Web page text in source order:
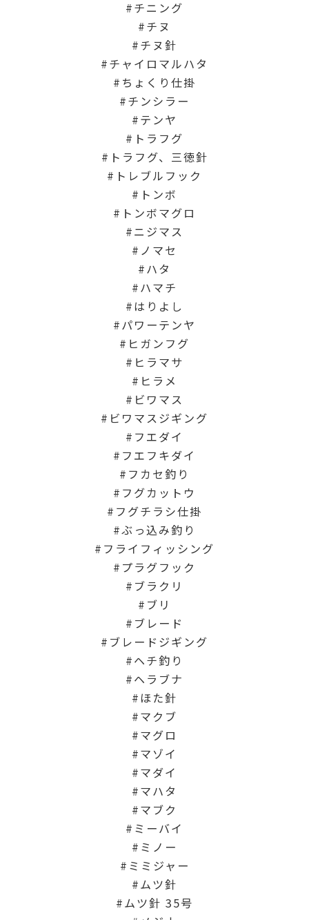
チニング
チヌ
チヌ針
チャイロマルハタ
ちょくり仕掛
チンシラー
テンヤ
トラフグ
トラフグ、三徳針
トレブルフック
トンボ
トンボマグロ
ニジマス
ノマセ
ハタ
ハマチ
はりよし
パワーテンヤ
ヒガンフグ
ヒラマサ
ヒラメ
ビワマス
ビワマスジギング
フエダイ
フエフキダイ
フカセ釣り
フグカットウ
フグチラシ仕掛
ぶっ込み釣り
フライフィッシング
プラグフック
ブラクリ
ブリ
ブレード
ブレードジギング
ヘチ釣り
ヘラブナ
ほた針
マクブ
マグロ
マゾイ
マダイ
マハタ
マブク
ミーバイ
ミノー
ミミジャー
ムツ針
ムツ針 35号